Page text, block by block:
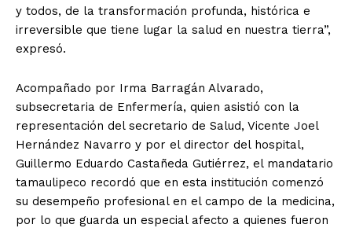
y todos, de la transformación profunda, histórica e
irreversible que tiene lugar la salud en nuestra tierra”,
expresó.
Acompañado por Irma Barragán Alvarado,
subsecretaria de Enfermería, quien asistió con la
representación del secretario de Salud, Vicente Joel
Hernández Navarro y por el director del hospital,
Guillermo Eduardo Castañeda Gutiérrez, el mandatario
tamaulipeco recordó que en esta institución comenzó
su desempeño profesional en el campo de la medicina,
por lo que guarda un especial afecto a quienes fueron